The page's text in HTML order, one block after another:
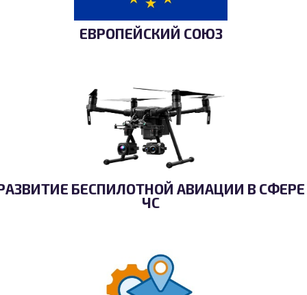
ЕВРОПЕЙСКИЙ СОЮЗ
БЕСПИЛОТНОЙ АВИАЦИИ В СФЕРЕ
ЧС